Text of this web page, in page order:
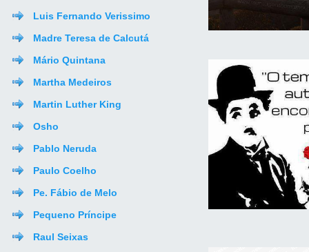
Luis Fernando Verissimo
Madre Teresa de Calcutá
Mário Quintana
Martha Medeiros
Martin Luther King
Osho
Pablo Neruda
Paulo Coelho
Pe. Fábio de Melo
Pequeno Príncipe
Raul Seixas